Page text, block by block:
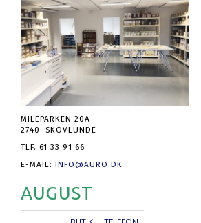
MILEPARKEN 20A
2740 SKOVLUNDE
TLF. 61 33 91 66
E-MAIL: INFO@AURO.DK
AUGUST